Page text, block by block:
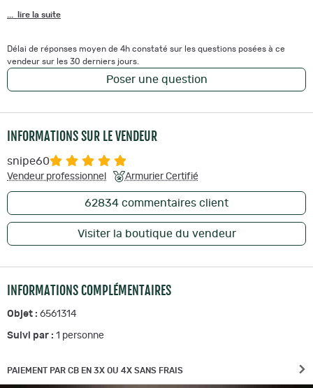
... lire la suite
Délai de réponses moyen de 4h constaté sur les questions posées à ce
vendeur sur les 30 derniers jours.
Poser une question
INFORMATIONS SUR LE VENDEUR
snipe60
Vendeur professionnel Armurier Certifié
62834 commentaires client
Visiter la boutique du vendeur
INFORMATIONS COMPLÉMENTAIRES
Objet : 6561314
Suivi par : 1 personne
PAIEMENT PAR CB EN 3X OU 4X SANS FRAIS